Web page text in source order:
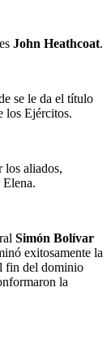
John Heathcoat.
se le da el título
los Ejércitos.
los aliados,
Elena.
Simón Bolívar
exitosamente la
fin del dominio
la